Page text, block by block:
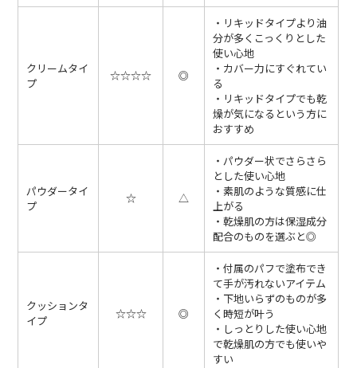
クリームタイ
プ
☆☆☆☆ ◎
・リキッドタイプより油
分が多くこっくりとした
使い心地
・カバー力にすぐれてい
る
・リキッドタイプでも乾
燥が気になるという方に
おすすめ
パウダータイ
プ
☆ △
・パウダー状でさらさら
とした使い心地
・素肌のような質感に仕
上がる
・乾燥肌の方は保湿成分
配合のものを選ぶと◎
クッションタ
イプ
☆☆☆ ◎
・付属のパフで塗布でき
て手が汚れないアイテム
・下地いらずのものが多
く時短が叶う
・しっとりした使い心地
で乾燥肌の方でも使いや
すい